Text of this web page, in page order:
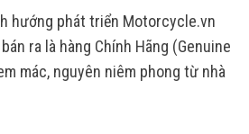
hướng phát triển Motorcycle.vn
ra là hàng Chính Hãng (Genuine
mác, nguyên niêm phong từ nhà